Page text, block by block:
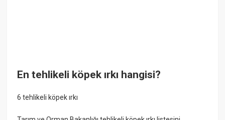
En tehlikeli köpek ırkı hangisi?
6 tehlikeli köpek ırkı